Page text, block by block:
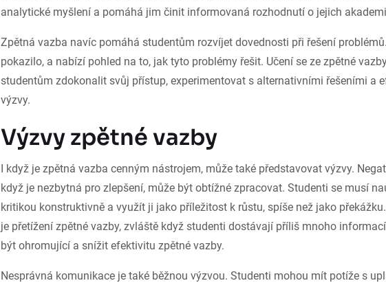
analytické myšlení a pomáhá jim činit informovaná rozhodnutí o jejich
Zpětná vazba navíc pomáhá studentům rozvíjet dovednosti při řešení
pokazilo, a nabízí pohled na to, jak tyto problémy řešit. Učení se ze zpětné
studentům zdokonalit svůj přístup, experimentovat s alternativními řešeními a
výzvy.
Výzvy zpětné vazby
I když je zpětná vazba cenným nástrojem, může také představovat výzvy.
když je nezbytná pro zlepšení, může být obtížné zpracovat. Studenti se musí
kritikou konstruktivně a využít ji jako příležitost k růstu, spíše než jako
je přetížení zpětné vazby, zvláště když studenti dostávají příliš mnoho
být ohromující a snížit efektivitu zpětné vazby.
Nesprávná komunikace je také běžnou výzvou. Studenti mohou mít potíže s